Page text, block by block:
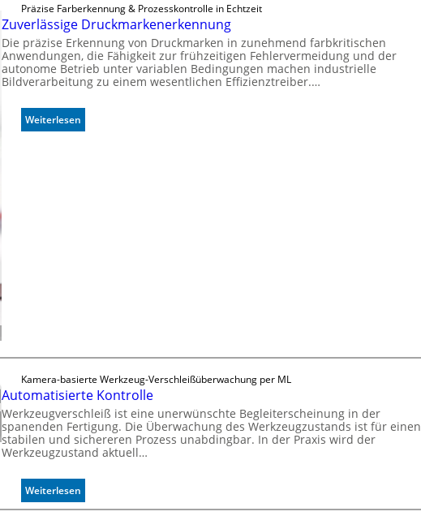
p
e
e
d
i
m
q
u
Präzise Farberkennung & Prozesskontrolle in Echtzeit
Zuverlässige Druckmarkenerkennung
Die präzise Erkennung von Druckmarken in zunehmend farbkritischen
Anwendungen, die Fähigkeit zur frühzeitigen Fehlervermeidung und der
autonome Betrieb unter variablen Bedingungen machen industrielle
Bildverarbeitung zu einem wesentlichen Effizienztreiber.…
Weiterlesen:
Z
k
m
a
r
k
e
e
r
Kamera-basierte Werkzeug-Verschleißüberwachung per ML
Automatisierte Kontrolle
Werkzeugverschleiß ist eine unerwünschte Begleiterscheinung in der
spanenden Fertigung. Die Überwachung des Werkzeugzustands ist für einen
stabilen und sichereren Prozess unabdingbar. In der Praxis wird der
Werkzeugzustand aktuell…
Weiterlesen:
A